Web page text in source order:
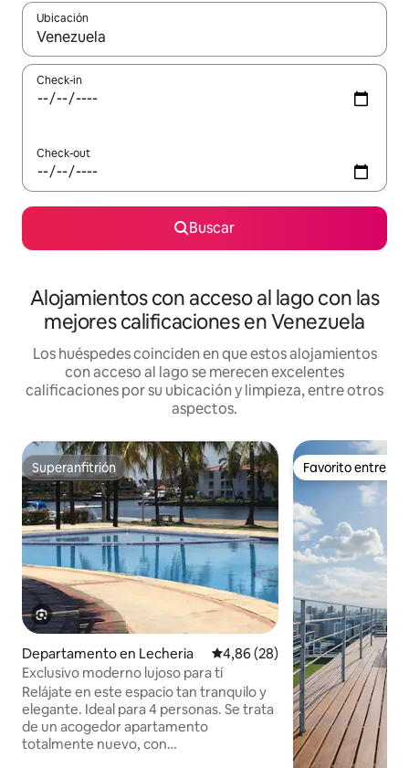
Ubicación
Cuando los resultados estén disponibles, navegá con las
Check-in
Check-out
Buscar
Alojamientos con acceso al lago con las
mejores calificaciones en Venezuela
Los huéspedes coinciden en que estos alojamientos
con acceso al lago se merecen excelentes
calificaciones por su ubicación y limpieza, entre otros
aspectos.
Superanfitrión
Superanfitrión
Departamento en Lecheria Calificación promedio: 4,86 de
4,86 (28)
Exclusivo moderno lujoso para tí
Relájate en este espacio tan tranquilo y
elegante. Ideal para 4 personas. Se trata
de un acogedor apartamento
totalmente nuevo, con
Favorito entre
Favorito entre